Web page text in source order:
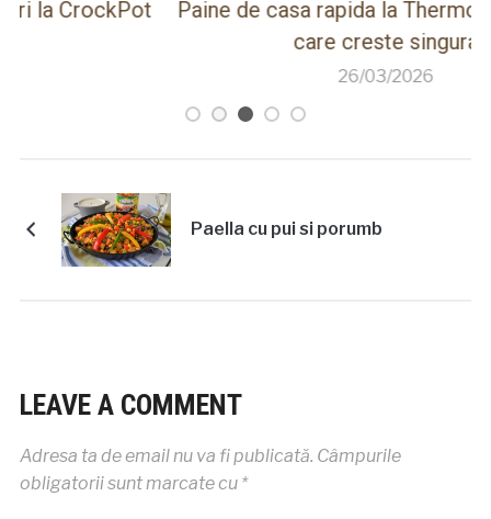
Paine de casa rapida la Thermomix cu faina
care creste singura
Paella cu pui si porumb
LEAVE A COMMENT
Adresa ta de email nu va fi publicată. Câmpurile
obligatorii sunt marcate cu *